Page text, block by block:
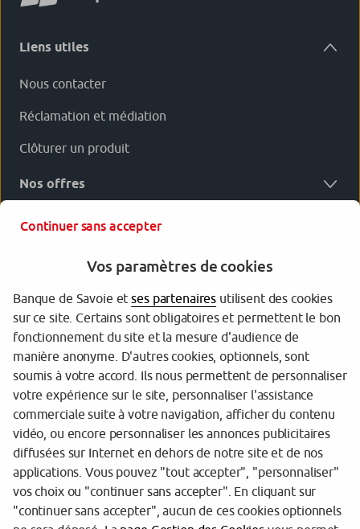
Liens utiles
Nous contacter
Réclamation et médiation
Clôturer un produit
Nos offres
Garantie des dépôts
Protection des données personnelles
Politique cookies
Sécurité
Tarifs
Mentions légales
Continuer sans accepter
Vos paramètres de cookies
Banque de Savoie etses partenaires utilisent des cookies
sur ce site. Certains sont obligatoires et permettent le bon
fonctionnement du site et la mesure d'audience de
manière anonyme. D'autres cookies, optionnels, sont
soumis à votre accord. Ils nous permettent de personnaliser
votre expérience sur le site, personnaliser l'assistance
commerciale suite à votre navigation, afficher du contenu
vidéo, ou encore personnaliser les annonces publicitaires
diffusées sur Internet en dehors de notre site et de nos
applications. Vous pouvez "tout accepter", "personnaliser"
vos choix ou "continuer sans accepter". En cliquant sur
"continuer sans accepter", aucun de ces cookies optionnels